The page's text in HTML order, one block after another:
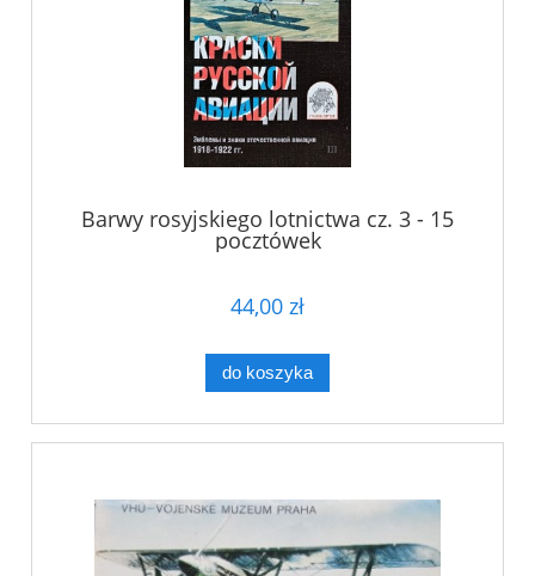
Barwy rosyjskiego lotnictwa cz. 3 - 15
pocztówek
44,00 zł
do koszyka